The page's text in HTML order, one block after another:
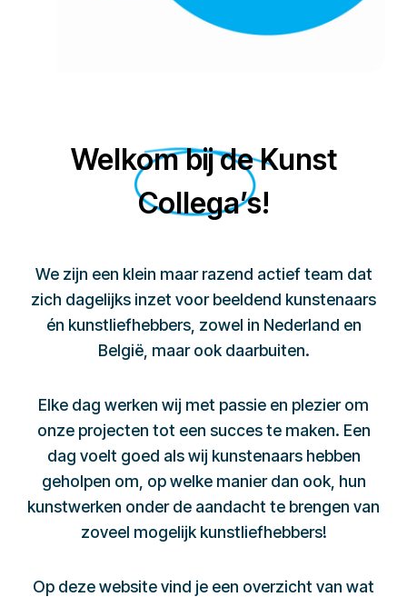
Welkom bij de Kunst
Collega’s!
We zijn een klein maar razend actief team dat
zich dagelijks inzet voor beeldend kunstenaars
én kunstliefhebbers, zowel in Nederland en
België, maar ook daarbuiten.
Elke dag werken wij met passie en plezier om
onze projecten tot een succes te maken. Een
dag voelt goed als wij kunstenaars hebben
geholpen om, op welke manier dan ook, hun
kunstwerken onder de aandacht te brengen van
zoveel mogelijk kunstliefhebbers!
Op deze website vind je een overzicht van wat